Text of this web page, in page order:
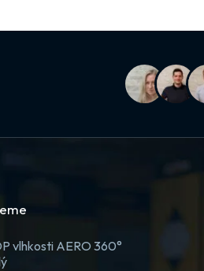
vlhkosti AERO 360°